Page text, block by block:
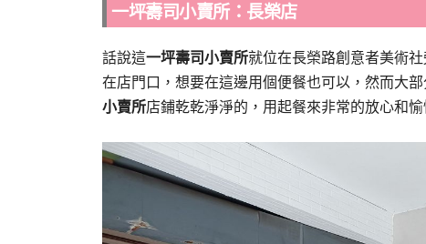
一坪壽司小賣所：長榮店
話說這一坪壽司小賣所就位在長榮路創意者美術
在店門口，想要在這邊用個便餐也可以，然而大
小賣所店鋪乾乾淨淨的，用起餐來非常的放心和愉